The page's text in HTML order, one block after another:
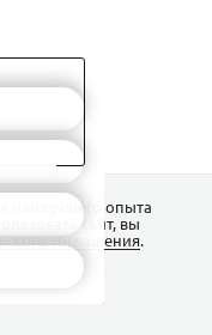
наилучшего опыта
сайт, вы
соглашения.